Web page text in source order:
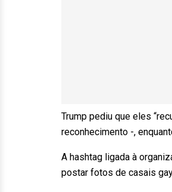
Trump pediu que eles
reconhecimento -,
A hashtag ligada à
postar fotos de casais